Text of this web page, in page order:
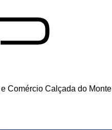
Comércio Calçada do Monte